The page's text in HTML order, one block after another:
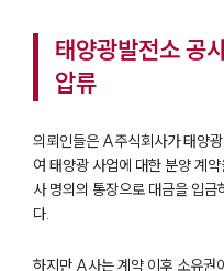
태양광발전소 공
압류
의뢰인들은 A주식회사가 태양
여 태양광 사업에 대한 분양 계
사 명의의 통장으로 대금을 입
다.
하지만 A사는 계약 이후 소유권